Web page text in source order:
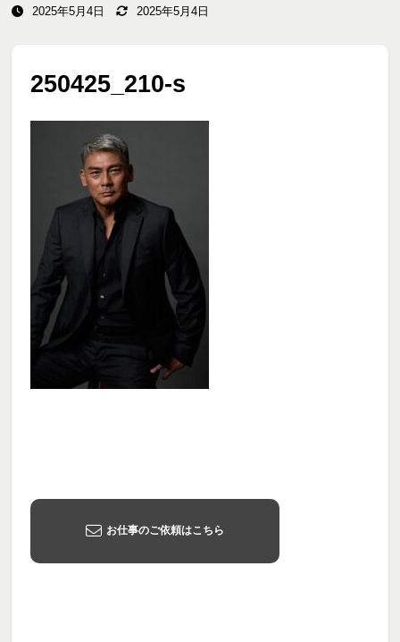
2025年5月4日 2025年5月4日
250425_210-s
お仕事のご依頼はこちら